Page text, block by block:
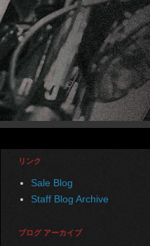
リンク
Sale Blog
Staff Blog Archive
ブログ アーカイブ